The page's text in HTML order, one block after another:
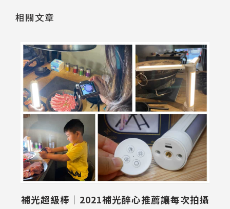
相關文章
補光超級棒│2021補光醉心推薦讓每次拍攝